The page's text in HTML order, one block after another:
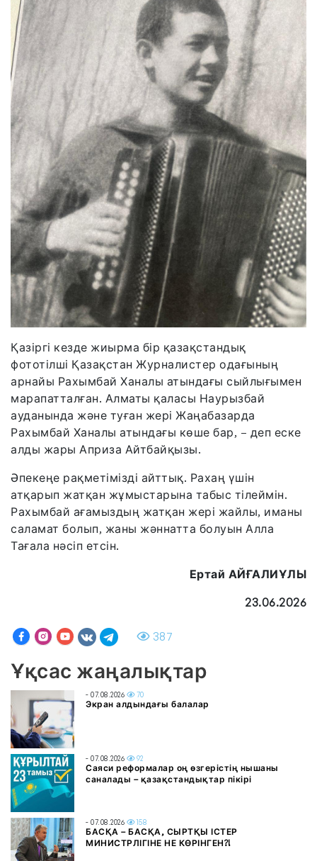
Қазіргі кезде жиырма бір қазақстандық
фототілші Қазақстан Журналистер одағының
арнайы Рахымбай Ханалы атындағы сыйлығымен
марапатталған. Алматы қаласы Наурызбай
ауданында және туған жері Жаңабазарда
Рахымбай Ханалы атындағы көше бар, – деп еске
алды жары Априза Айтбайқызы.
Әпекеңе рақметімізді айттық. Рахаң үшін
атқарып жатқан жұмыстарына табыс тілеймін.
Рахымбай ағамыздың жатқан жері жайлы, иманы
саламат болып, жаны жәннатта болуын Алла
Тағала нәсіп етсін.
Ертай АЙҒАЛИҰЛЫ
23.06.2026
387
Ұқсас жаңалықтар
- 07.08.2026 70
Экран алдындағы балалар
- 07.08.2026 92
Саяси реформалар оң өзгерістің нышаны
саналады – қазақстандықтар пікірі
- 07.08.2026 158
БАСҚА – БАСҚА, СЫРТҚЫ ІСТЕР
МИНИСТРЛІГІНЕ НЕ КӨРІНГЕН?!